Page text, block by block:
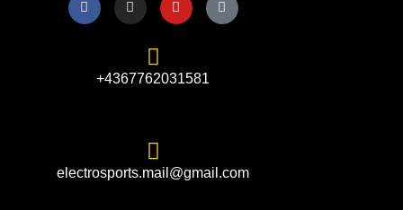
+4367762031581
electrosports.mail@gmail.com